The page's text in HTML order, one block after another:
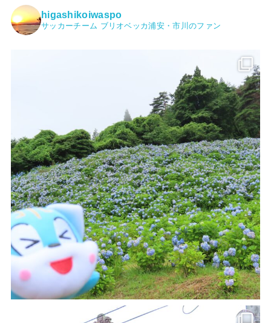
higashikoiwaspo
サッカーチーム ブリオベッカ浦安・市川のファン